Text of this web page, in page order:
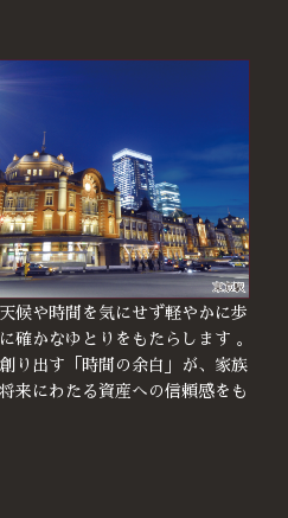
候や時間を気にせず軽やかに歩
確かなゆとりをもたらします 。
り出す「時間の余白」が、家族
来にわたる資産への信頼感をも